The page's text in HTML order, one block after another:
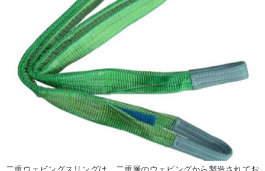
二重ウェビングスリングは、二重層のウェビングから製造されてお